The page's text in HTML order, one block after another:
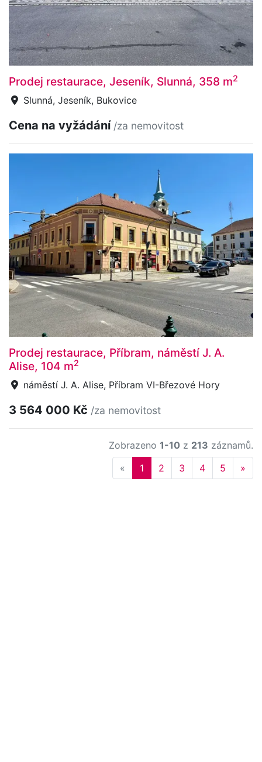
Prodej restaurace, Jeseník, Slunná, 358 m2
Slunná, Jeseník, Bukovice
Cena na vyžádání /za nemovitost
Prodej restaurace, Příbram, náměstí J. A.
Alise, 104 m2
náměstí J. A. Alise, Příbram VI-Březové Hory
3 564 000 Kč /za nemovitost
Zobrazeno 1-10 z 213 záznamů.
« Previous
1 2 3 4 5 »